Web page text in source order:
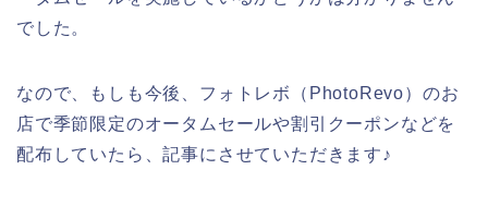
でした。
なので、もしも今後、フォトレボ（PhotoRevo）のお
店で季節限定のオータムセールや割引クーポンなどを
配布していたら、記事にさせていただきます♪